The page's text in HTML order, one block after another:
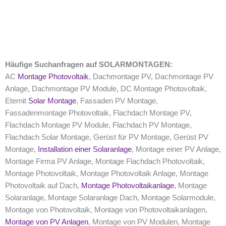
Häufige Suchanfragen auf SOLARMONTAGEN:
AC Montage Photovoltaik, Dachmontage PV, Dachmontage PV
Anlage, Dachmontage PV Module, DC Montage Photovoltaik,
Eternit Solar Montage, Fassaden PV Montage,
Fassadenmontage Photovoltaik, Flachdach Montage PV,
Flachdach Montage PV Module, Flachdach PV Montage,
Flachdach Solar Montage, Gerüst für PV Montage, Gerüst PV
Montage,
Installation einer Solaranlage, Montage einer PV Anlage,
Montage Firma PV Anlage, Montage Flachdach Photovoltaik,
Montage Photovoltaik, Montage Photovoltaik Anlage, Montage
Photovoltaik auf Dach, Montage Photovoltaikanlage, Montage
Solaranlage, Montage Solaranlage Dach, Montage Solarmodule,
Montage von Photovoltaik, Montage von Photovoltaikanlagen,
Montage von PV Anlagen, Montage von PV Modulen, Montage